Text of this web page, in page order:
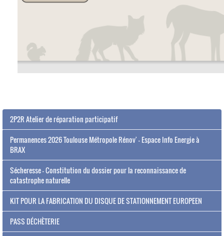
2P2R Atelier de réparation participatif
Permanences 2026 Toulouse Métropole Rénov' - Espace Info Energie à
BRAX
Sécheresse - Constitution du dossier pour la reconnaissance de
catastrophe naturelle
KIT POUR LA FABRICATION DU DISQUE DE STATIONNEMENT EUROPEEN
PASS DÉCHÈTERIE